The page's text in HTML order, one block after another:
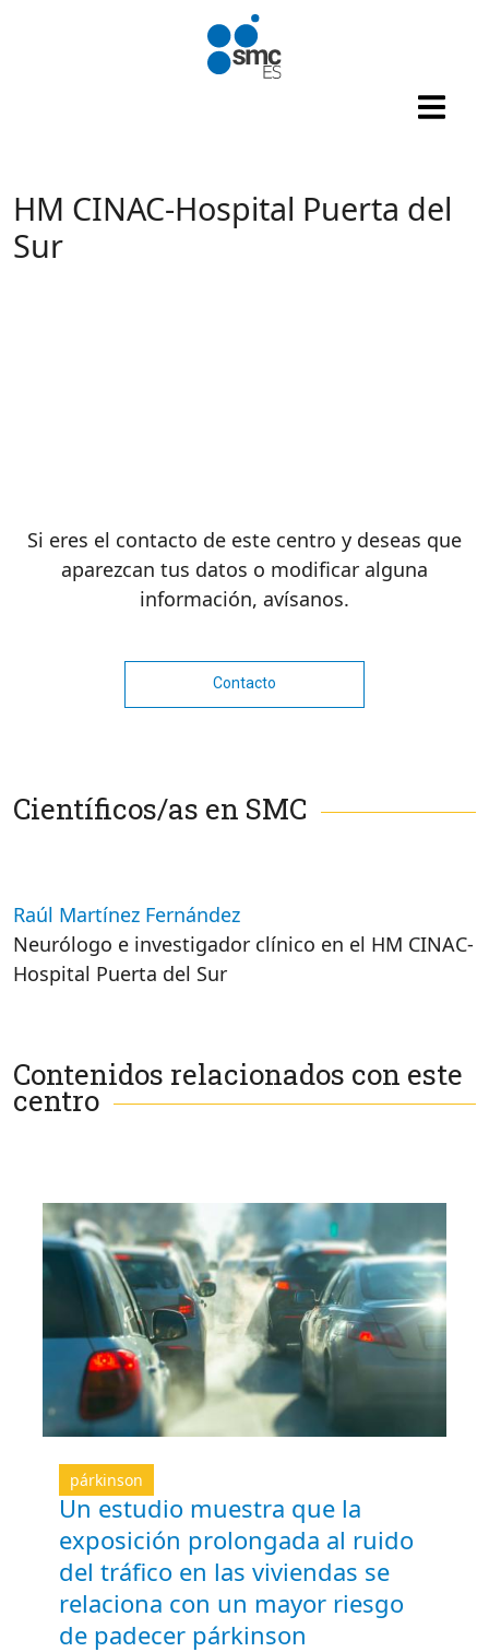
Pasar al contenido principal
HM CINAC-Hospital Puerta del
Sur
Si eres el contacto de este centro y deseas que
aparezcan tus datos o modificar alguna
información, avísanos.
Contacto
Científicos/as en SMC
Raúl Martínez Fernández
Neurólogo e investigador clínico en el HM CINAC-
Hospital Puerta del Sur
Contenidos relacionados con este
centro
párkinson
Un estudio muestra que la
exposición prolongada al ruido
del tráfico en las viviendas se
relaciona con un mayor riesgo
de padecer párkinson